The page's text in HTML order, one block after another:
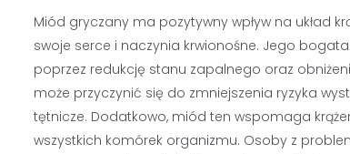
Miód gryczany ma pozytywny wpływ na układ
swoje serce i naczynia krwionośne. Jego
poprzez redukcję stanu zapalnego oraz
może przyczynić się do zmniejszenia ryzyka
tętnicze. Dodatkowo, miód ten wspomaga
wszystkich komórek organizmu. Osoby z